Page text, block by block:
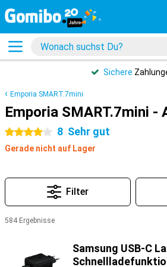
Sichere
Emporia SMART.7mini
Emporia SMART.7mini -
4 Sterne 8 Sehr gut
Gerade nicht auf Lager
Filter
584 Ergebnisse
Samsung USB-C